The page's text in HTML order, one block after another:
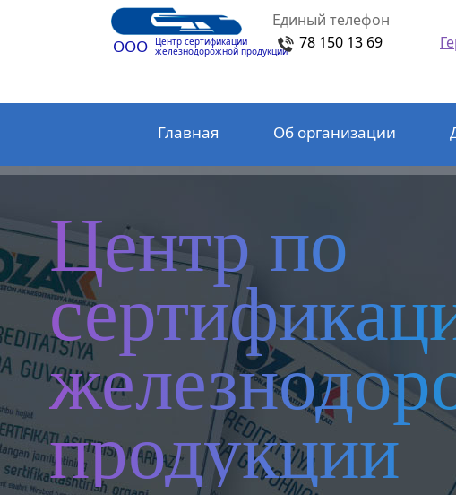
ООО Центр сертификации
железнодорожной продукции
Единый телефон
78 150 13 69
Главная Об организации
Центр по
продукции